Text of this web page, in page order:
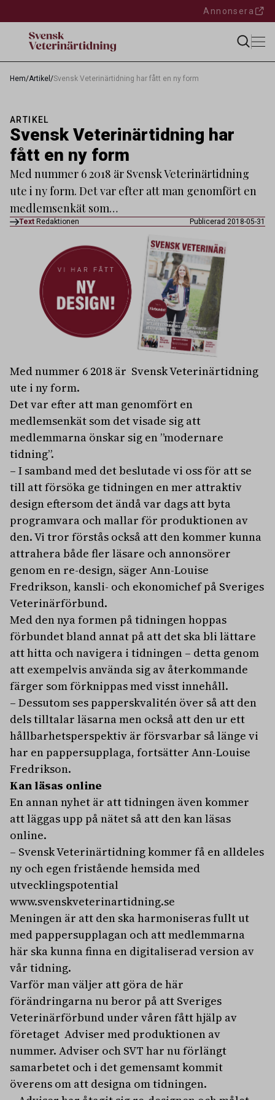
Annonsera
Hem/Artikel /Svensk Veterinärtidning har fått en ny form
ARTIKEL
Svensk Veterinärtidning har
fått en ny form
Med nummer 6 2018 är Svensk Veterinärtidning
ute i ny form. Det var efter att man genomfört en
medlemsenkät som…
Text Redaktionen Publicerad 2018-05-31
Med nummer 6 2018 är Svensk Veterinärtidning
ute i ny form.
Det var efter att man genomfört en
medlemsenkät som det visade sig att
medlemmarna önskar sig en ”modernare
tidning”.
– I samband med det beslutade vi oss för att se
till att försöka ge tidningen en mer attraktiv
design eftersom det ändå var dags att byta
programvara och mallar för produktionen av
den. Vi tror förstås också att den kommer kunna
attrahera både fler läsare och annonsörer
genom en re-design, säger Ann-Louise
Fredrikson, kansli- och ekonomichef på Sveriges
Veterinärförbund.
Med den nya formen på tidningen hoppas
förbundet bland annat på att det ska bli lättare
att hitta ochnavigera i tidningen – detta genom
att exempelvis använda sig av återkommande
färger som förknippas med visst innehåll.
– Dessutom ses papperskvalitén över så att den
dels tilltalar läsarna men också att den ur ett
hållbarhetsperspektiv är försvarbar så länge vi
har en pappersupplaga, fortsätter Ann-Louise
Fredrikson.
Kan läsas online
En annan nyhet är att tidningen även kommer
att läggas upp på nätet så att den kan läsas
online.
– Svensk Veterinärtidning kommer få en alldeles
ny och egen fristående hemsida med
utvecklingspotential
www.svenskveterinartidning.se
Meningen är att den ska harmoniseras fullt ut
med pappersupplagan och att medlemmarna
här ska kunna finna en digitaliserad version av
vår tidning.
Varför man väljer att göra de här
förändringarna nu beror på att Sveriges
Veterinärförbund under våren fått hjälp av
företaget Adviser med produktionen av
nummer. Adviser och SVT har nu förlängt
samarbetet och i det gemensamt kommit
överens om att designa om tidningen.